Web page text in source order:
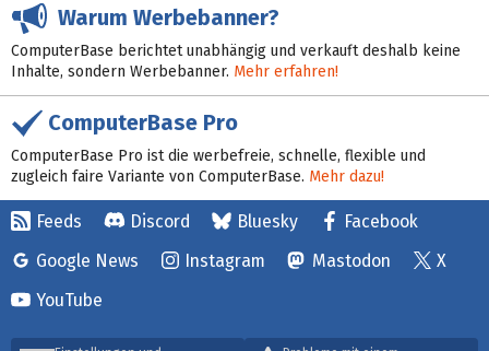
Warum Werbebanner?
ComputerBase berichtet unabhängig und verkauft deshalb keine
Inhalte, sondern Werbebanner. Mehr erfahren!
ComputerBase Pro
ComputerBase Pro ist die werbefreie, schnelle, flexible und
zugleich faire Variante von ComputerBase. Mehr dazu!
Feeds Discord Bluesky
Facebook
Google News
Instagram Mastodon
X
YouTube